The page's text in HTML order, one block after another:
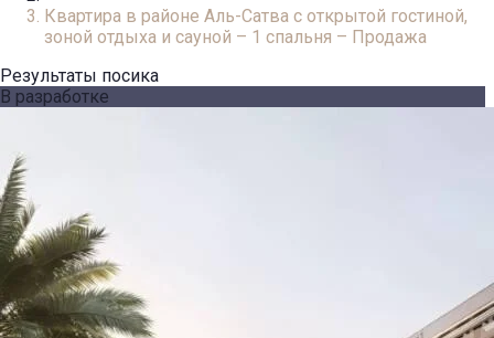
Квартира в районе Аль-Сатва с открытой гостиной,
зоной отдыха и сауной – 1 спальня – Продажа
Результаты посика
В разработке